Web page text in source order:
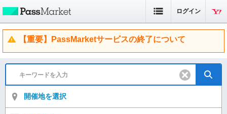
ログイン
【重要】PassMarketサービスの終了について
開催地を選択